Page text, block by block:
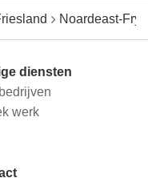
Noardeast-
diensten
werk